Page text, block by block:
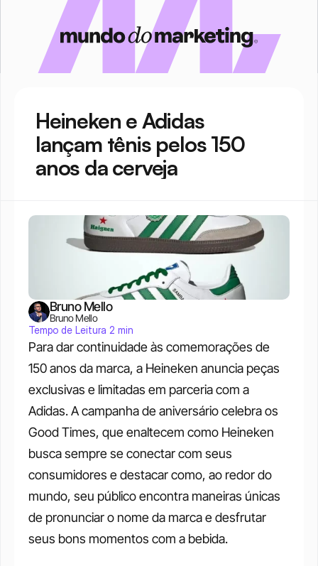
Heineken e Adidas
lançam tênis pelos 150
anos da cerveja
Para dar continuidade às comemorações de
150 anos da marca, a Heineken anuncia peças
exclusivas e limitadas em parceria com a
Adidas. A campanha de aniversário celebra os
Good Times, que enaltecem como Heineken
busca sempre se conectar com seus
consumidores e destacar como, ao redor do
mundo, seu público encontra maneiras únicas
de pronunciar o nome da marca e desfrutar
seus bons momentos com a bebida.
Bruno Mello
Bruno Mello
Tempo de Leitura 2 min